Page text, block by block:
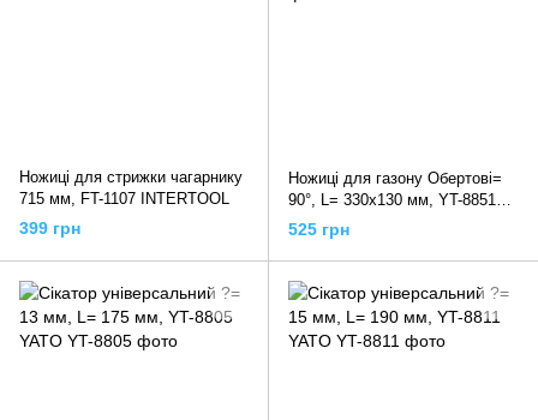
Ножиці для стрижки чагарнику
715 мм, FT-1107 INTERTOOL
399 грн
Ножиці для газону Обертові=
90°, L= 330x130 мм, YT-8851
YATO
525 грн